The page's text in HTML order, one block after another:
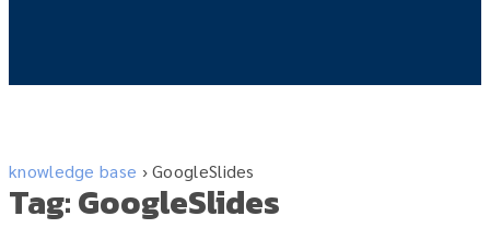
knowledge base ›GoogleSlides
Tag: GoogleSlides